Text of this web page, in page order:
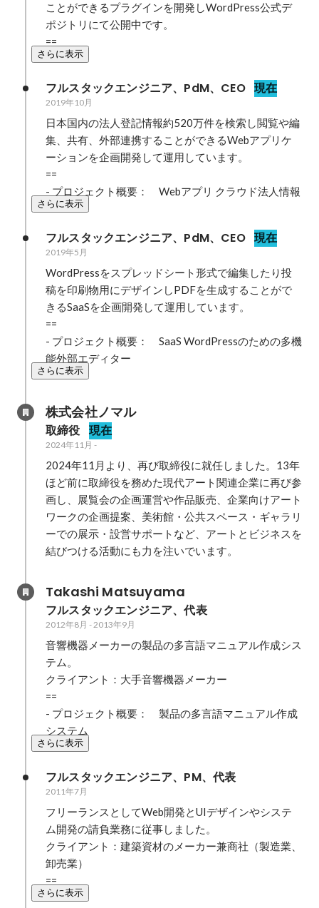
ことができるプラグインを開発しWordPress公式デ
ポジトリにて公開中です。
==
さらに表示
フルスタックエンジニア、PdM、CEO 現在
2019年10月
日本国内の法人登記情報約520万件を検索し閲覧や編
集、共有、外部連携することができるWebアプリケ
ーションを企画開発して運用しています。
==
- プロジェクト概要：　Webアプリ クラウド法⼈情報
さらに表示
フルスタックエンジニア、PdM、CEO 現在
2019年5月
WordPressをスプレッドシート形式で編集したり投
稿を印刷物用にデザインしPDFを生成することがで
きるSaaSを企画開発して運用しています。
==
- プロジェクト概要：　SaaS WordPressのための多機
能外部エディター
さらに表示
株式会社ノマル
取締役 現在
2024年11月 -
2024年11月より、再び取締役に就任しました。13年
ほど前に取締役を務めた現代アート関連企業に再び参
画し、展覧会の企画運営や作品販売、企業向けアート
ワークの企画提案、美術館・公共スペース・ギャラリ
ーでの展示・設営サポートなど、アートとビジネスを
結びつける活動にも力を注いでいます。
Takashi Matsuyama
フルスタックエンジニア、代表
2012年8月 -2013年9月
音響機器メーカーの製品の多言語マニュアル作成シス
テム。
クライアント：大手音響機器メーカー
==
- プロジェクト概要：　製品の多言語マニュアル作成
システム
さらに表示
フルスタックエンジニア、PM、代表
2011年7月
フリーランスとしてWeb開発とUIデザインやシステ
ム開発の請負業務に従事しました。
クライアント：建築資材のメーカー兼商社（製造業、
卸売業）
==
さらに表示